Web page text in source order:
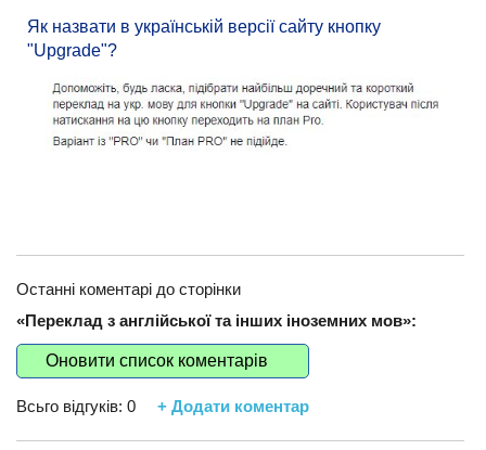
Як назвати в українській версії сайту кнопку
"Upgrade"?
Останні коментарі до сторінки
«Переклад з англійської та інших іноземних мов»:
Оновити список коментарів
Всьго відгуків: 0 + Додати коментар